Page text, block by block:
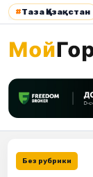
#Таза Қазақстан
Без рубрики